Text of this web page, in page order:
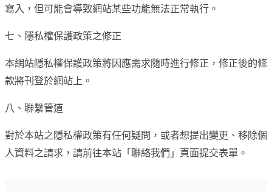
寫入，但可能會導致網站某些功能無法正常執行。
七、隱私權保護政策之修正
本網站隱私權保護政策將因應需求隨時進行修正，修正後的條
款將刊登於網站上。
八、聯繫管道
對於本站之隱私權政策有任何疑問，或者想提出變更、移除個
人資料之請求，請前往本站「聯絡我們」頁面提交表單。